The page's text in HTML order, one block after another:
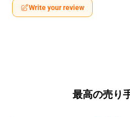
Write your review
最高の売り